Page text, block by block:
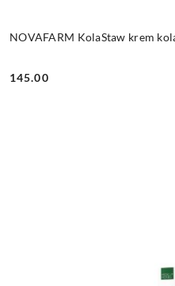
NOVAFARM KolaStaw krem
Cena:
145.00